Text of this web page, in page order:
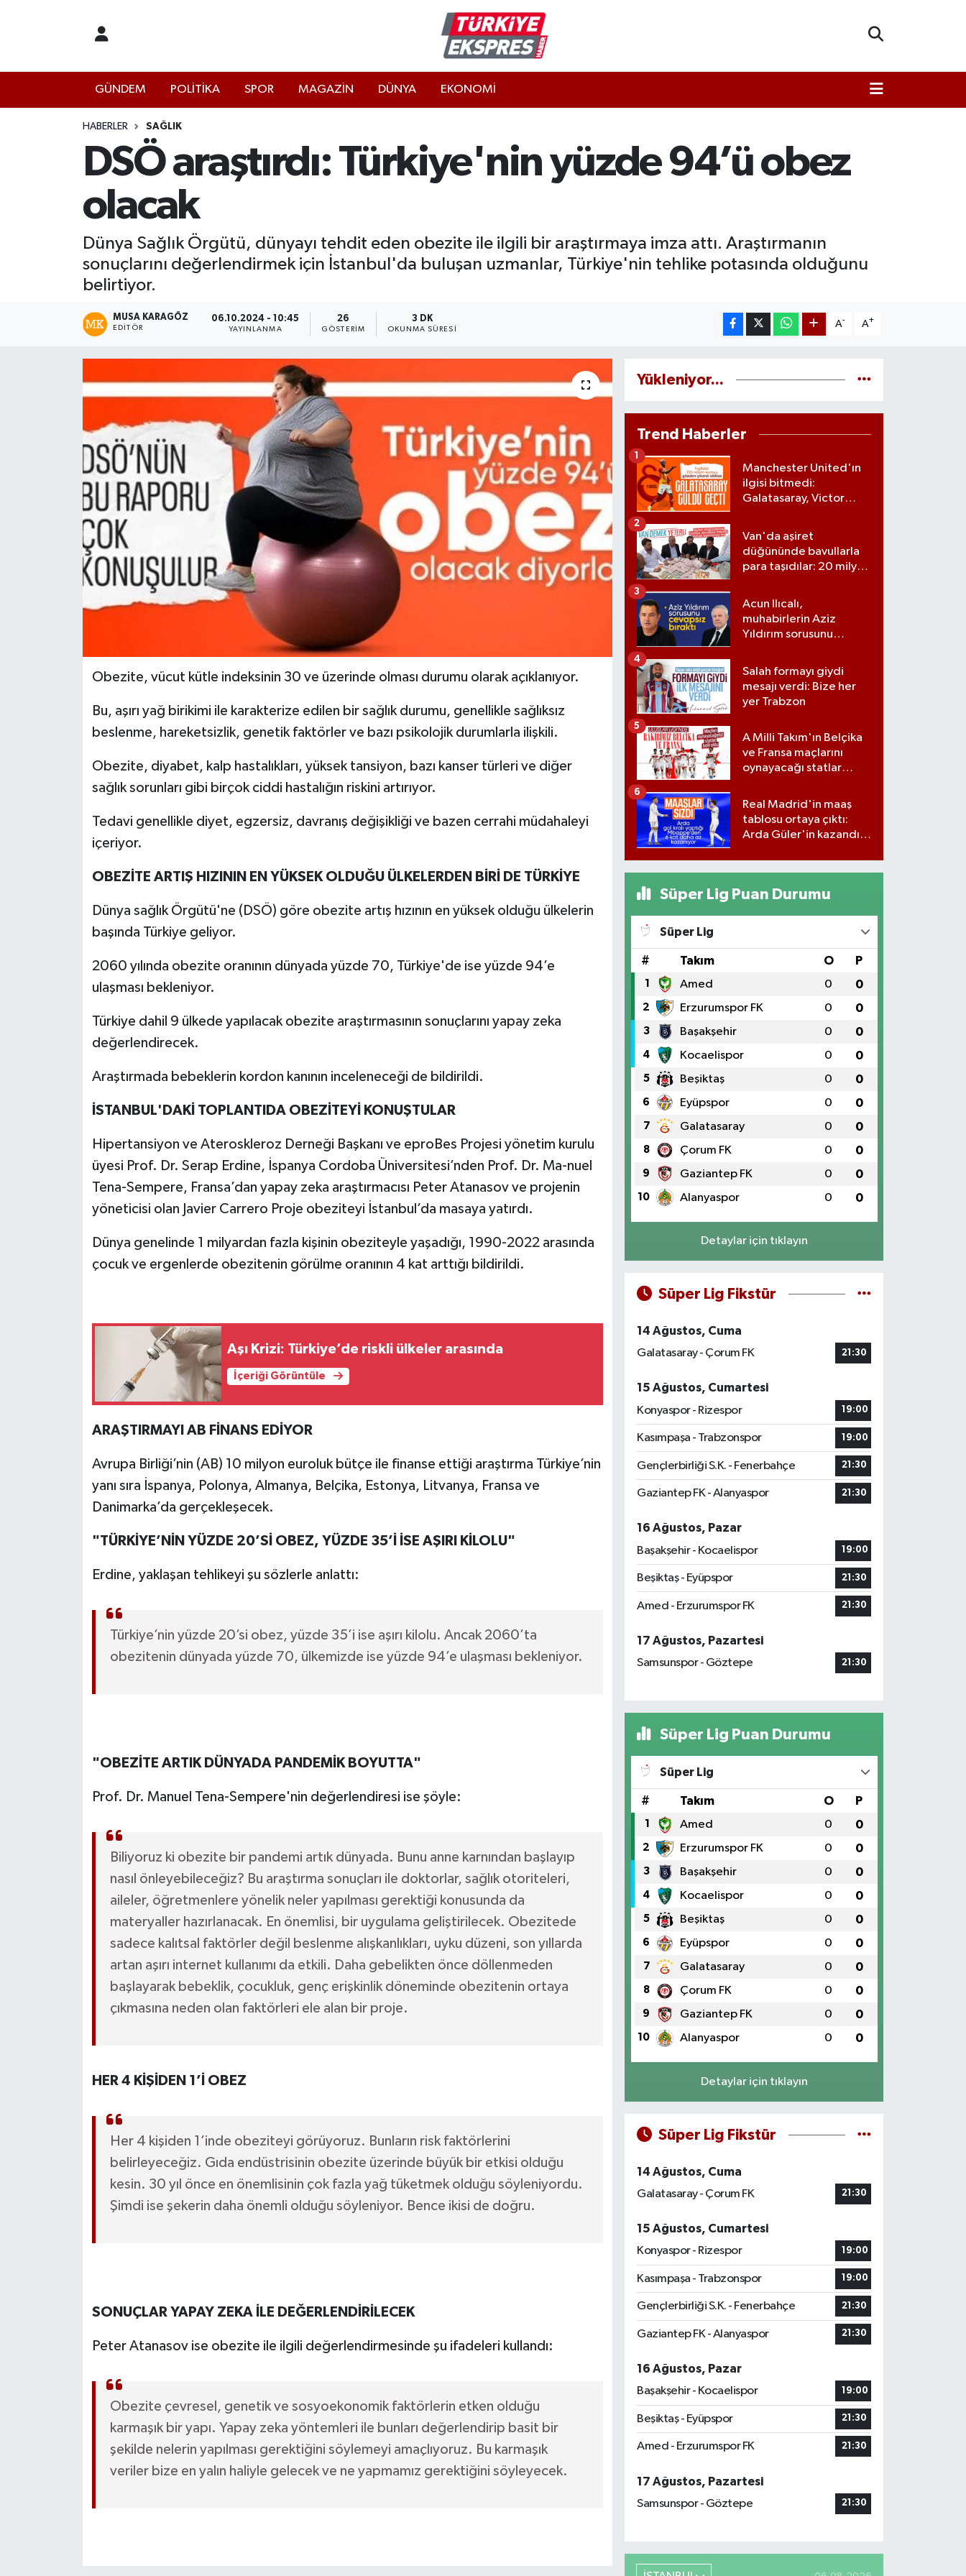
GÜNDEM POLİTİKA SPOR MAGAZİN DÜNYA EKONOMİ
HABERLER SAĞLIK
DSÖ araştırdı: Türkiye'nin yüzde 94’ü obez
olacak
Dünya Sağlık Örgütü, dünyayı tehdit eden obezite ile ilgili bir araştırmaya imza attı. Araştırmanın
sonuçlarını değerlendirmek için İstanbul'da buluşan uzmanlar, Türkiye'nin tehlike potasında olduğunu
belirtiyor.
MUSA KARAGÖZ
EDITÖR
06.10.2024 - 10:45
YAYINLANMA
26
GÖSTERIM
3 DK
OKUNMA SÜRESI
A- A+
Obezite, vücut kütle indeksinin 30 ve üzerinde olması durumu olarak açıklanıyor.
Bu, aşırı yağ birikimi ile karakterize edilen bir sağlık durumu, genellikle sağlıksız
beslenme, hareketsizlik, genetik faktörler ve bazı psikolojik durumlarla ilişkili.
Obezite, diyabet, kalp hastalıkları, yüksek tansiyon, bazı kanser türleri ve diğer
sağlık sorunları gibi birçok ciddi hastalığın riskini artırıyor.
Tedavi genellikle diyet, egzersiz, davranış değişikliği ve bazen cerrahi müdahaleyi
içeriyor.
OBEZİTE ARTIŞ HIZININ EN YÜKSEK OLDUĞU ÜLKELERDEN BİRİ DE TÜRKİYE
Dünya sağlık Örgütü'ne (DSÖ) göre obezite artış hızının en yüksek olduğu ülkelerin
başında Türkiye geliyor.
2060 yılında obezite oranının dünyada yüzde 70, Türkiye'de ise yüzde 94’e
ulaşması bekleniyor.
Türkiye dahil 9 ülkede yapılacak obezite araştırmasının sonuçlarını yapay zeka
değerlendirecek.
Araştırmada bebeklerin kordon kanının inceleneceği de bildirildi.
İSTANBUL'DAKİ TOPLANTIDA OBEZİTEYİ KONUŞTULAR
Hipertansiyon ve Ateroskleroz Derneği Başkanı ve eproBes Projesi yönetim kurulu
üyesi Prof. Dr. Serap Erdine, İspanya Cordoba Üniversitesi’nden Prof. Dr. Ma-nuel
Tena-Sempere, Fransa’dan yapay zeka araştırmacısı Peter Atanasov ve projenin
yöneticisi olan Javier Carrero Proje obeziteyi İstanbul’da masaya yatırdı.
Dünya genelinde 1 milyardan fazla kişinin obeziteyle yaşadığı, 1990-2022 arasında
çocuk ve ergenlerde obezitenin görülme oranının 4 kat arttığı bildirildi.
Aşı Krizi: Türkiye’de riskli ülkeler arasında
İçeriği Görüntüle
ARAŞTIRMAYI AB FİNANS EDİYOR
Avrupa Birliği’nin (AB) 10 milyon euroluk bütçe ile finanse ettiği araştırma Türkiye’nin
yanı sıra İspanya, Polonya, Almanya, Belçika, Estonya, Litvanya, Fransa ve
Danimarka’da gerçekleşecek.
"TÜRKİYE’NİN YÜZDE 20’Sİ OBEZ, YÜZDE 35’İ İSE AŞIRI KİLOLU"
Erdine, yaklaşan tehlikeyi şu sözlerle anlattı:
Türkiye’nin yüzde 20’si obez, yüzde 35’i ise aşırı kilolu. Ancak 2060’ta
obezitenin dünyada yüzde 70, ülkemizde ise yüzde 94’e ulaşması bekleniyor.
"OBEZİTE ARTIK DÜNYADA PANDEMİK BOYUTTA"
Prof. Dr. Manuel Tena-Sempere'nin değerlendiresi ise şöyle:
Biliyoruz ki obezite bir pandemi artık dünyada. Bunu anne karnından başlayıp
nasıl önleyebileceğiz? Bu araştırma sonuçları ile doktorlar, sağlık otoriteleri,
aileler, öğretmenlere yönelik neler yapılması gerektiği konusunda da
materyaller hazırlanacak. En önemlisi, bir uygulama geliştirilecek. Obezitede
sadece kalıtsal faktörler değil beslenme alışkanlıkları, uyku düzeni, son yıllarda
artan aşırı internet kullanımı da etkili. Daha gebelikten önce döllenmeden
başlayarak bebeklik, çocukluk, genç erişkinlik döneminde obezitenin ortaya
çıkmasına neden olan faktörleri ele alan bir proje.
HER 4 KİŞİDEN 1’İ OBEZ
Her 4 kişiden 1’inde obeziteyi görüyoruz. Bunların risk faktörlerini
belirleyeceğiz. Gıda endüstrisinin obezite üzerinde büyük bir etkisi olduğu
kesin. 30 yıl önce en önemlisinin çok fazla yağ tüketmek olduğu söyleniyordu.
Şimdi ise şekerin daha önemli olduğu söyleniyor. Bence ikisi de doğru.
SONUÇLAR YAPAY ZEKA İLE DEĞERLENDİRİLECEK
Peter Atanasov ise obezite ile ilgili değerlendirmesinde şu ifadeleri kullandı:
Obezite çevresel, genetik ve sosyoekonomik faktörlerin etken olduğu
karmaşık bir yapı. Yapay zeka yöntemleri ile bunları değerlendirip basit bir
şekilde nelerin yapılması gerektiğini söylemeyi amaçlıyoruz. Bu karmaşık
veriler bize en yalın haliyle gelecek ve ne yapmamız gerektiğini söyleyecek.
Yükleniyor...
Trend Haberler
Manchester United'ın
ilgisi bitmedi:
Galatasaray, Victor
verdi
1
Van'da aşiret
düğününde bavullarla
para taşıdılar: 20 milyon
2
Acun Ilıcalı,
muhabirlerin Aziz
Yıldırım sorusunu
3
Salah formayı giydi
mesajı verdi: Bize her
yer Trabzon
4
A Milli Takım'ın Belçika
ve Fransa maçlarını
oynayacağı statlar
5
Real Madrid'in maaş
tablosu ortaya çıktı:
Arda Güler'in kazandığı
6
Süper Lig Puan Durumu
Süper Lig
# Takım O P
1 Amed 0 0
2 Erzurumspor FK 0 0
3 Başakşehir 0 0
4 Kocaelispor 0 0
5 Beşiktaş 0 0
6 Eyüpspor 0 0
7 Galatasaray 0 0
8 Çorum FK 0 0
9 Gaziantep FK 0 0
10 Alanyaspor 0 0
Detaylar için tıklayın
Süper Lig Fikstür
14 Ağustos, Cuma
Galatasaray - Çorum FK
21:30
15 Ağustos, Cumartesi
Konyaspor - Rizespor
19:00
Kasımpaşa - Trabzonspor 19:00
Gençlerbirliği S.K. - Fenerbahçe 21:30
Gaziantep FK - Alanyaspor 21:30
16 Ağustos, Pazar
Başakşehir - Kocaelispor
19:00
Beşiktaş - Eyüpspor 21:30
Amed - Erzurumspor FK 21:30
17 Ağustos, Pazartesi
Samsunspor - Göztepe
21:30
Süper Lig Puan Durumu
Süper Lig
# Takım O P
1 Amed 0 0
2 Erzurumspor FK 0 0
3 Başakşehir 0 0
4 Kocaelispor 0 0
5 Beşiktaş 0 0
6 Eyüpspor 0 0
7 Galatasaray 0 0
8 Çorum FK 0 0
9 Gaziantep FK 0 0
10 Alanyaspor 0 0
Detaylar için tıklayın
Süper Lig Fikstür
14 Ağustos, Cuma
Galatasaray - Çorum FK
21:30
15 Ağustos, Cumartesi
Konyaspor - Rizespor
19:00
Kasımpaşa - Trabzonspor 19:00
Gençlerbirliği S.K. - Fenerbahçe 21:30
Gaziantep FK - Alanyaspor 21:30
16 Ağustos, Pazar
Başakşehir - Kocaelispor
19:00
Beşiktaş - Eyüpspor 21:30
Amed - Erzurumspor FK 21:30
17 Ağustos, Pazartesi
Samsunspor - Göztepe
21:30
İstanbul Hava Durumu
İstanbul Namaz Vakitleri
İstanbul Trafik Yoğunluk Haritası
Süper Lig Puan Durumu ve Fikstür
Tüm Manşetler
Son Dakika Haberleri
Haber Arşivi